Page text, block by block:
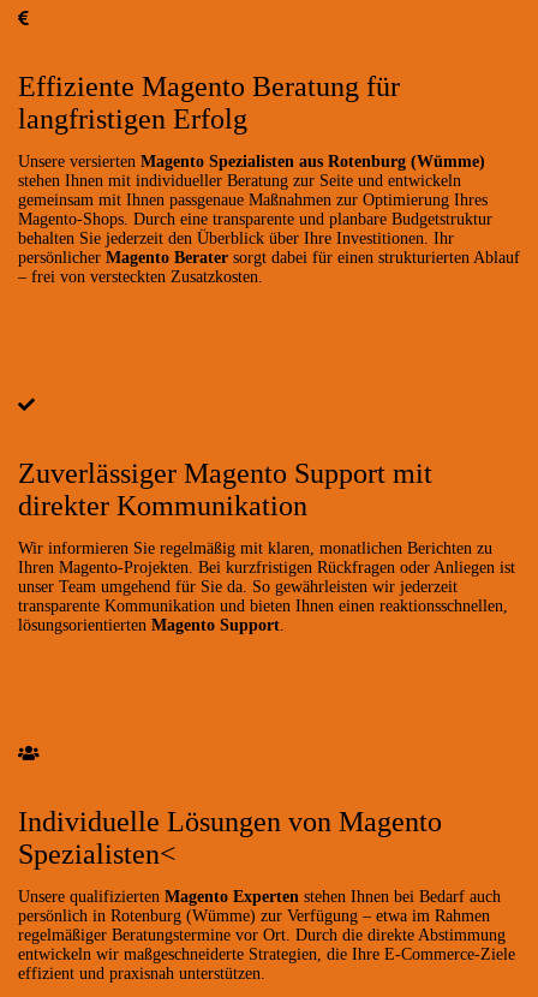
Effiziente Magento Beratung für
langfristigen Erfolg
Unsere versierten Magento Spezialisten aus Rotenburg (Wümme)
stehen Ihnen mit individueller Beratung zur Seite und entwickeln
gemeinsam mit Ihnen passgenaue Maßnahmen zur Optimierung Ihres
Magento-Shops. Durch eine transparente und planbare Budgetstruktur
behalten Sie jederzeit den Überblick über Ihre Investitionen. Ihr
persönlicher Magento Berater sorgt dabei für einen strukturierten Ablauf
– frei von versteckten Zusatzkosten.
Zuverlässiger Magento Support mit
direkter Kommunikation
Wir informieren Sie regelmäßig mit klaren, monatlichen Berichten zu
Ihren Magento-Projekten. Bei kurzfristigen Rückfragen oder Anliegen ist
unser Team umgehend für Sie da. So gewährleisten wir jederzeit
transparente Kommunikation und bieten Ihnen einen reaktionsschnellen,
lösungsorientierten Magento Support
Individuelle Lösungen von Magento
Spezialisten<
Unsere qualifizierten Magento Experten stehen Ihnen bei Bedarf auch
persönlich in Rotenburg (Wümme) zur Verfügung – etwa im Rahmen
regelmäßiger Beratungstermine vor Ort. Durch die direkte Abstimmung
entwickeln wir maßgeschneiderte Strategien, die Ihre E-Commerce-Ziele
effizient und praxisnah unterstützen.